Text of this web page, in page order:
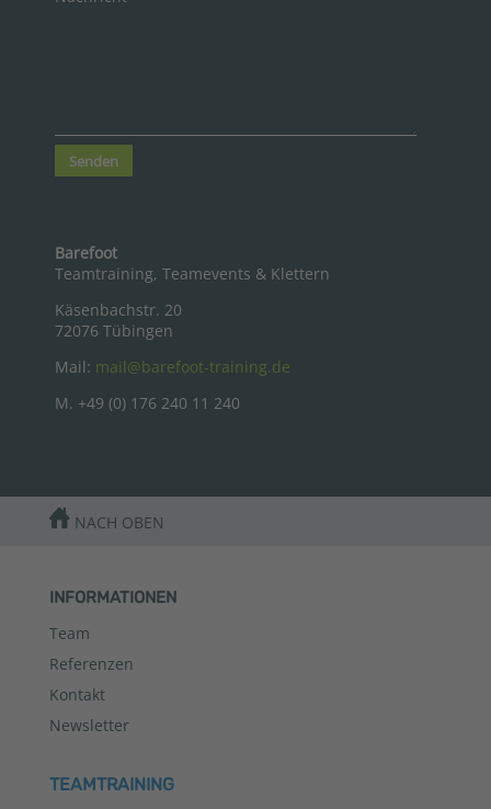
Senden
Barefoot
Teamtraining, Teamevents & Klettern
Käsenbachstr. 20
72076 Tübingen
Mail: mail@barefoot-training.de
M. +49 (0) 176 240 11 240
NACH OBEN
INFORMATIONEN
Team
Referenzen
Kontakt
Newsletter
TEAMTRAINING